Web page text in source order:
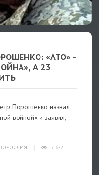
«АТО» -
А 23
Порошенко назвал
войной» и заявил,
17 627